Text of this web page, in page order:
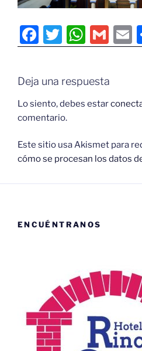
F
a
e
b
o
o
k
T
w
er
W
h
at
s
A
p
G
m
l
Deja una respuesta
Lo siento, debes estar
comentario.
Este sitio usa Akismet para
cómo se procesan los datos
ENCUÉNTRANOS